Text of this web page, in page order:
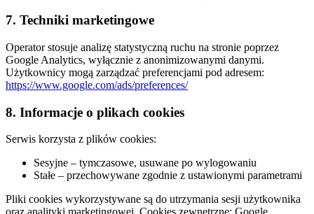
7. Techniki marketingowe
Operator stosuje analizę statystyczną ruchu na stronie poprzez
Google Analytics, wyłącznie z anonimizowanymi danymi.
Użytkownicy mogą zarządzać preferencjami pod adresem:
https://www.google.com/ads/preferences/
8. Informacje o plikach cookies
Serwis korzysta z plików cookies:
Sesyjne – tymczasowe, usuwane po wylogowaniu
Stałe – przechowywane zgodnie z ustawionymi parametrami
Pliki cookies wykorzystywane są do utrzymania sesji użytkownika